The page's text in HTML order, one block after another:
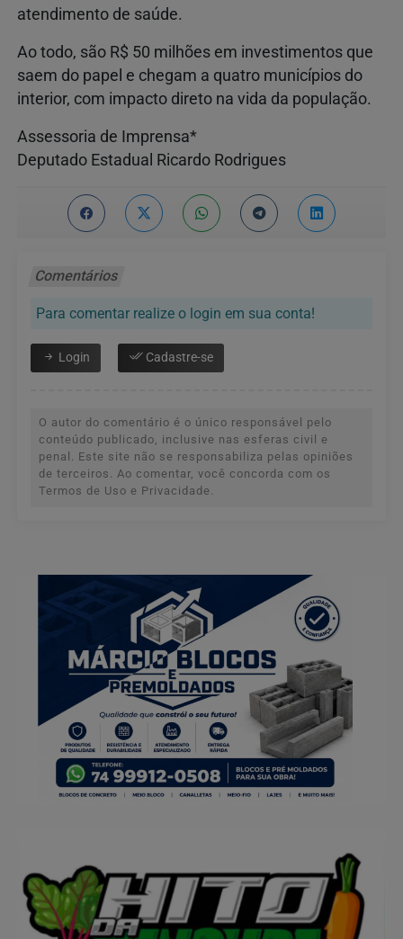
atendimento de saúde.
Ao todo, são R$ 50 milhões em investimentos que
saem do papel e chegam a quatro municípios do
interior, com impacto direto na vida da população.
Assessoria de Imprensa*
Deputado Estadual Ricardo Rodrigues
Comentários
Para comentar realize o login em sua conta!
Login Cadastre-se
O autor do comentário é o único responsável pelo
conteúdo publicado, inclusive nas esferas civil e
penal. Este site não se responsabiliza pelas opiniões
de terceiros. Ao comentar, você concorda com os
Termos de Uso e Privacidade.